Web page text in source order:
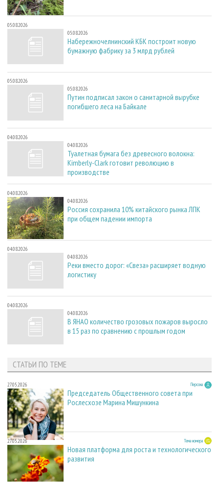
05.08.2026
05.08.2026
Набережночелнинский КБК построит новую
бумажную фабрику за 3 млрд рублей
05.08.2026
05.08.2026
Путин подписал закон о санитарной вырубке
погибшего леса на Байкале
04.08.2026
04.08.2026
Туалетная бумага без древесного волокна:
Kimberly-Clark готовит революцию в
производстве
04.08.2026
04.08.2026
Россия сохранила 10% китайского рынка ЛПК
при общем падении импорта
04.08.2026
04.08.2026
Реки вместо дорог: «Свеза» расширяет водную
логистику
04.08.2026
04.08.2026
В ЯНАО количество грозовых пожаров выросло
в 15 раз по сравнению с прошлым годом
СТАТЬИ ПО ТЕМЕ
27.05.2026 Персона
Председатель Общественного совета при
Рослесхозе Марина Мишункина
27.05.2026 Тема номера
Новая платформа для роста и технологического
развития